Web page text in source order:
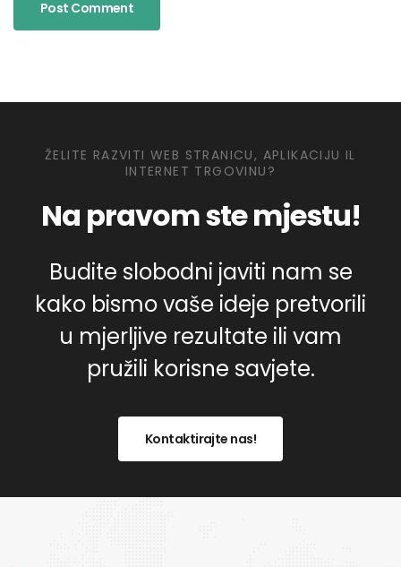
ŽELITE RAZVITI WEB STRANICU, APLIKACIJU IL
INTERNET TRGOVINU?
Na pravom ste mjestu!
Budite slobodni javiti nam se
kako bismo vaše ideje pretvorili
u mjerljive rezultate ili vam
pružili korisne savjete.
Kontaktirajte nas!